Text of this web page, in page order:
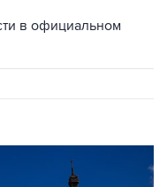
в официальном